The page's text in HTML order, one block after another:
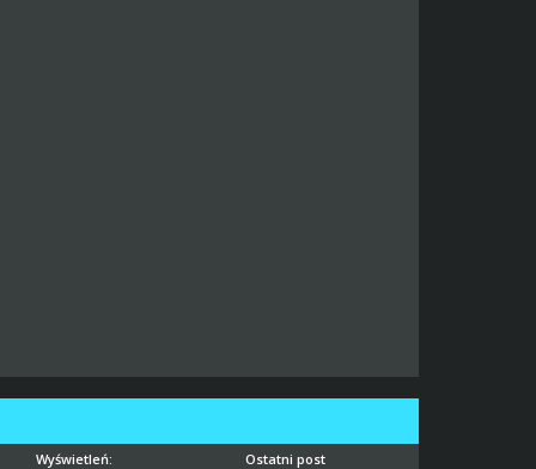
Wyświetleń: Ostatni post